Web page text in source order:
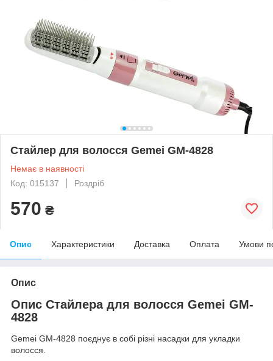
Стайлер для волосся Gemei GM-4828
Немає в наявності
Код: 015137
Роздріб
570 ₴
Опис Характеристики Доставка Оплата Умови
Опис
Опис Стайлера для волосся Gemei GM-
4828
Gemei GM-4828 поєднує в собі різні насадки для укладки
волосся.